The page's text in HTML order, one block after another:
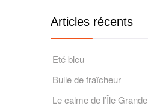
Articles récents
Eté bleu
Bulle de fraîcheur
Le calme de l’Île Grande